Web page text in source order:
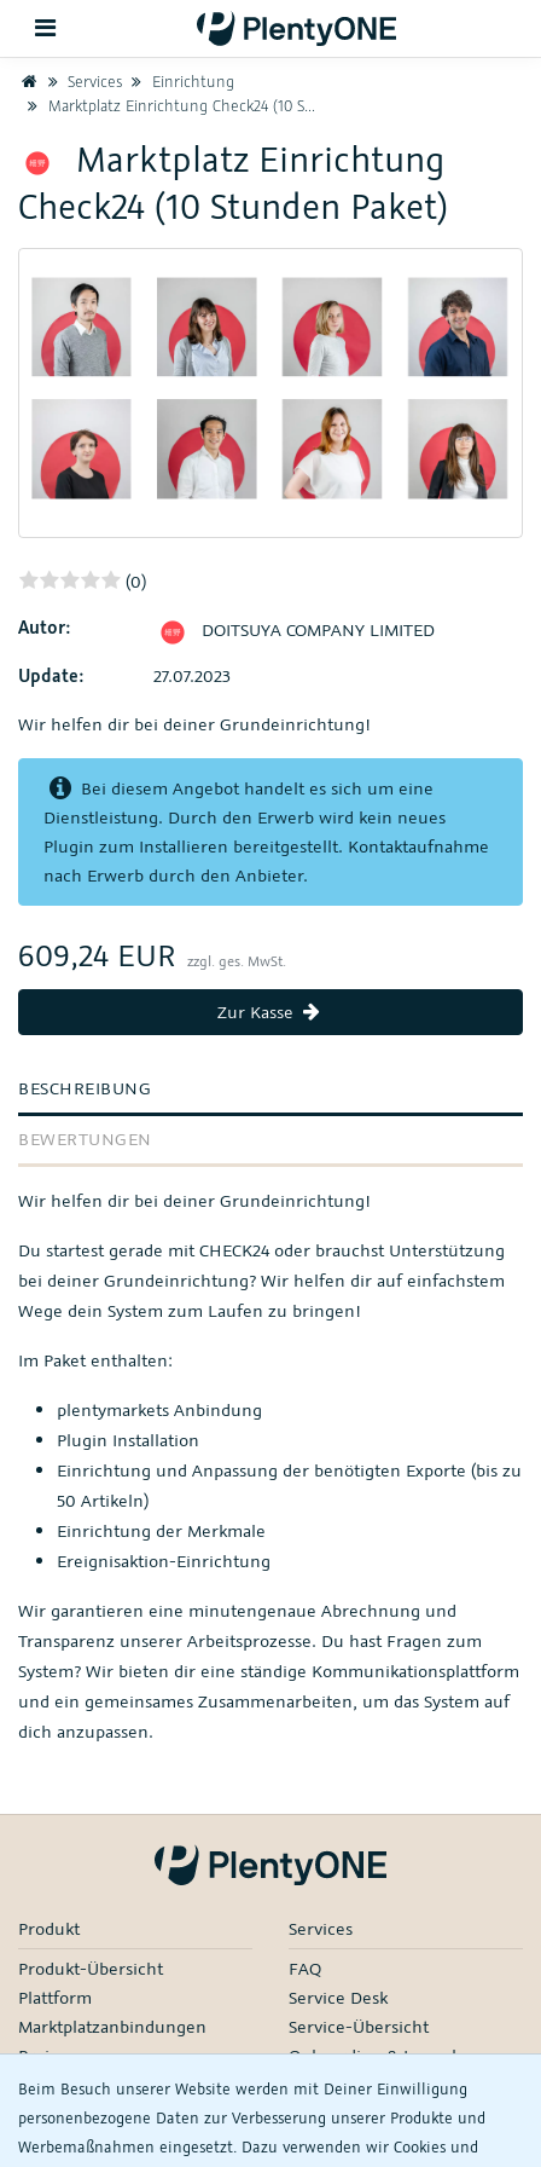
Zurück
Support
Einrichtung
Hardware
HomeServices
Einrichtung
Marktplatz Einrichtung Check24 (10 Stunden Paket)
Beim Besuch unserer Website werden mit Deiner Einwilligung
personenbezogene Daten zur Verbesserung unserer Produkte und
Werbemaßnahmen eingesetzt. Dazu verwenden wir Cookies und
Marktplatz Einrichtung
Check24 (10 Stunden Paket)
(0)
Autor:
DOITSUYA COMPANY LIMITED
Update:
27.07.2023
Wir helfen dir bei deiner Grundeinrichtung!
Bei diesem Angebot handelt es sich um eine
Dienstleistung. Durch den Erwerb wird kein neues
Plugin zum Installieren bereitgestellt. Kontaktaufnahme
nach Erwerb durch den Anbieter.
609,24 EUR zzgl. ges. MwSt.
Zur Kasse
BESCHREIBUNG
BEWERTUNGEN
Wir helfen dir bei deiner Grundeinrichtung!
Du startest gerade mit CHECK24 oder brauchst Unterstützung
bei deiner Grundeinrichtung? Wir helfen dir auf einfachstem
Wege dein System zum Laufen zu bringen!
Im Paket enthalten:
plentymarkets Anbindung
Plugin Installation
Einrichtung und Anpassung der benötigten Exporte (bis zu
50 Artikeln)
Einrichtung der Merkmale
Ereignisaktion-Einrichtung
Wir garantieren eine minutengenaue Abrechnung und
Transparenz unserer Arbeitsprozesse. Du hast Fragen zum
System? Wir bieten dir eine ständige Kommunikationsplattform
und ein gemeinsames Zusammenarbeiten, um das System auf
dich anzupassen.
Produkt
Produkt-Übersicht
Plattform
Marktplatzanbindungen
Preise
Services
FAQ
Service Desk
Service-Übersicht
Onboarding & Launch
Services
Managed Services
Partner-Netzwerk